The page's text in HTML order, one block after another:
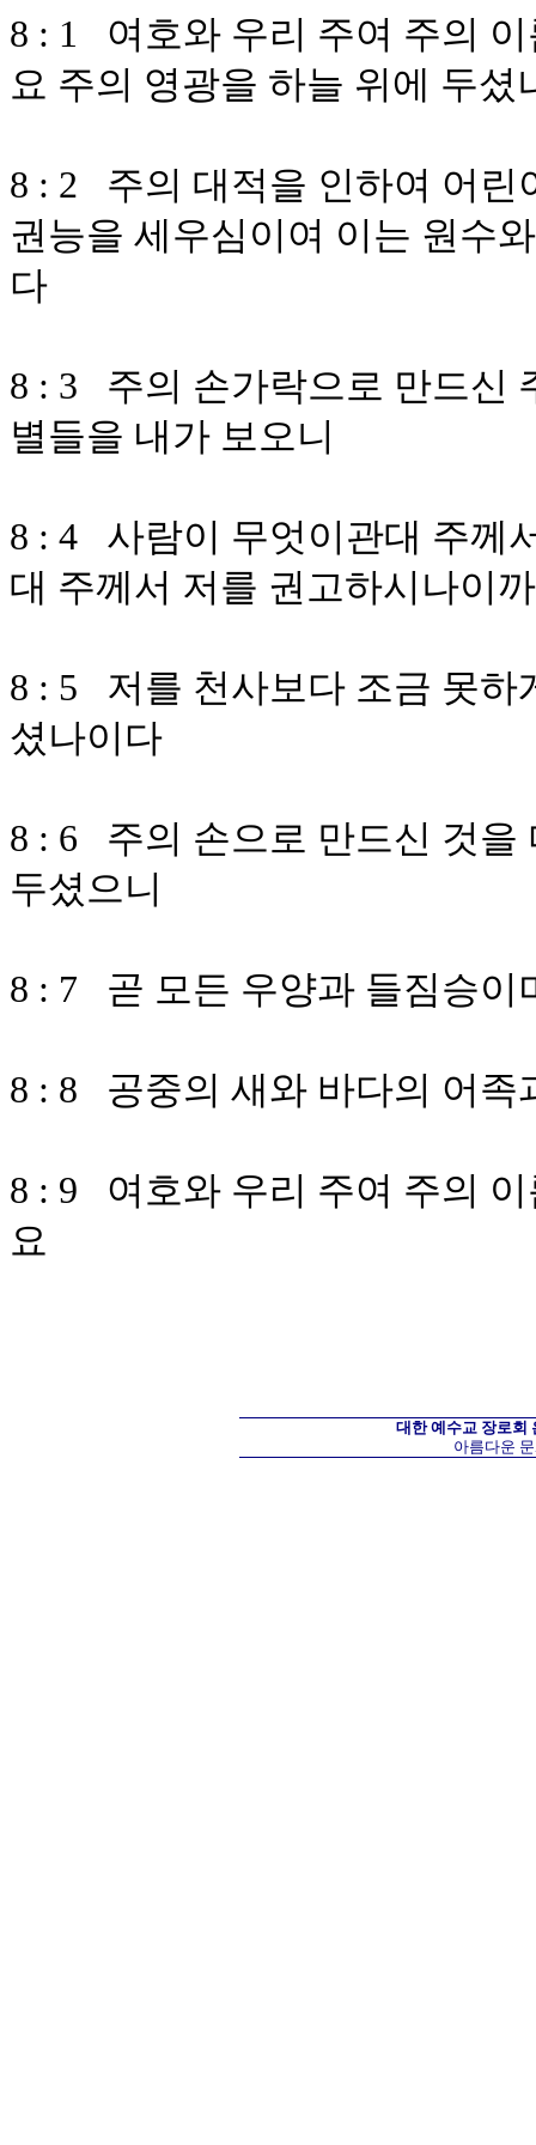
8 : 1 여호와 우리 주여 주의
요 주의 영광을 하늘 위에 두셨
8 : 2 주의 대적을 인하여 어린
권능을 세우심이여 이는 원수
다
8 : 3 주의 손가락으로 만드신
별들을 내가 보오니
8 : 4 사람이 무엇이관대 주께
대 주께서 저를 권고하시나이까
8 : 5 저를 천사보다 조금 못하
셨나이다
8 : 6 주의 손으로 만드신 것을
두셨으니
8 : 7 곧 모든 우양과 들짐승이
8 : 8 공중의 새와 바다의 어족
8 : 9 여호와 우리 주여 주의
요
대한 예수교 장로회
아름다운